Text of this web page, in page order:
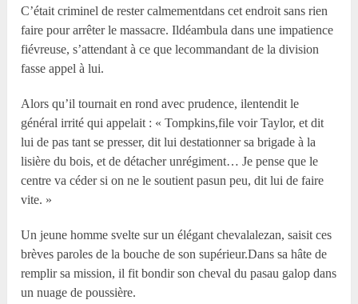
C’était criminel de rester calmementdans cet endroit sans rien
faire pour arrêter le massacre. Ildéambula dans une impatience
fiévreuse, s’attendant à ce que lecommandant de la division
fasse appel à lui.
Alors qu’il tournait en rond avec prudence, ilentendit le
général irrité qui appelait : « Tompkins,file voir Taylor, et dit
lui de pas tant se presser, dit lui destationner sa brigade à la
lisière du bois, et de détacher unrégiment… Je pense que le
centre va céder si on ne le soutient pasun peu, dit lui de faire
vite. »
Un jeune homme svelte sur un élégant chevalalezan, saisit ces
brèves paroles de la bouche de son supérieur.Dans sa hâte de
remplir sa mission, il fit bondir son cheval du pasau galop dans
un nuage de poussière.